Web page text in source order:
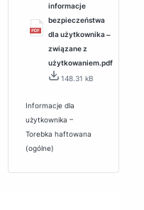
informacje
bezpieczeństwa
dla użytkownika ‒
związane z
użytkowaniem.pdf
148.31 kB
Informacje dla
użytkownika –
Torebka haftowana
(ogólne)